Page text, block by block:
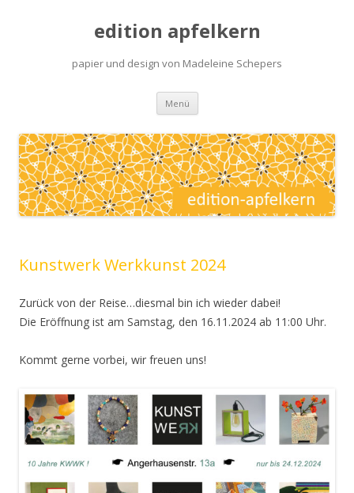
edition apfelkern
papier und design von Madeleine Schepers
Menü Zum
springen
Kunstwerk Werkkunst 2024
Zurück von der Reise…diesmal bin ich wieder dabei!
Die Eröffnung ist am Samstag, den 16.11.2024 ab 11:00 Uhr.
Kommt gerne vorbei, wir freuen uns!